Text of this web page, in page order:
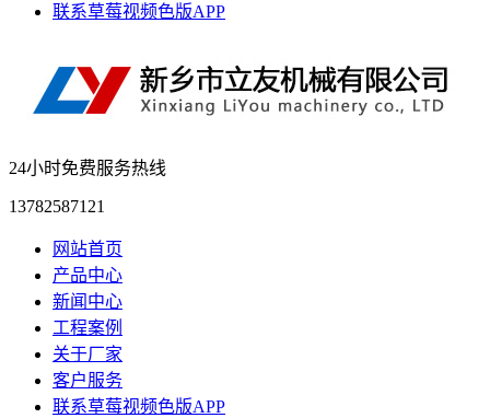
联系草莓视频色版APP
24小时免费服务热线
13782587121
网站首页
产品中心
新闻中心
工程案例
关于厂家
客户服务
联系草莓视频色版APP